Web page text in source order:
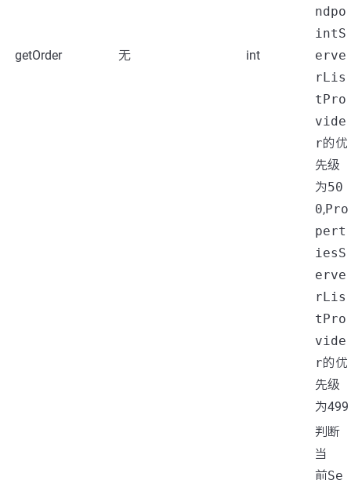
getOrder 无 int
ndpo
intS
erve
rLis
tPro
vide
r的优
先级
为50
0,Pro
pert
iesS
erve
rLis
tPro
vide
r的优
先级
为499
判断
当
前Se